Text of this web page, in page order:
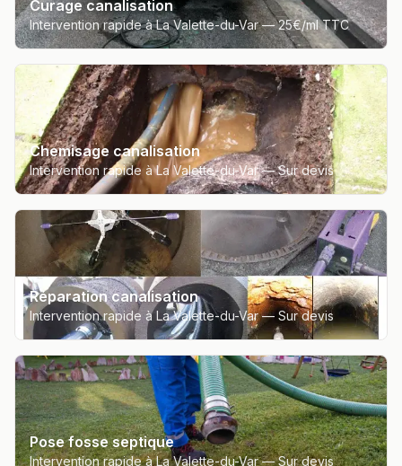
Curage canalisation
Intervention rapide à La Valette-du-Var —25€/ml TTC
Chemisage canalisation
Intervention rapide à La Valette-du-Var —Sur devis
Réparation canalisation
Intervention rapide à La Valette-du-Var — Sur devis
Pose fosse septique
Intervention rapide à La Valette-du-Var —Sur devis